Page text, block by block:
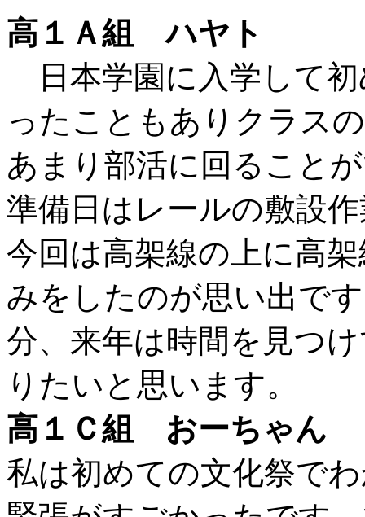
高１Ａ組 ハヤト
日本学園に入学して
ったこともありクラス
あまり部活に回ること
準備日はレールの敷設
今回は高架線の上に高
みをしたのが思い出で
分、来年は時間を見つ
りたいと思います。
高１Ｃ組 おーちゃん
私は初めての文化祭で